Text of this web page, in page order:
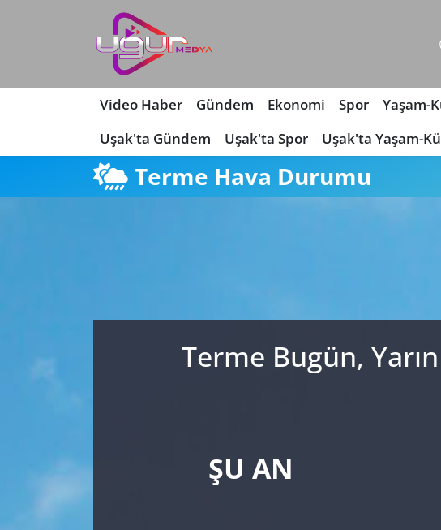
Video Haber Gündem Ekonomi Spor Yaşam-
Uşak'ta Gündem
Uşak'ta Spor Uşak'ta Yaşam-
Terme Hava Durumu
Terme Bugün,
ŞU AN
Nöbetçi Eczaneler
Hava Durumu
Namaz Vakitleri
Trafik Durumu